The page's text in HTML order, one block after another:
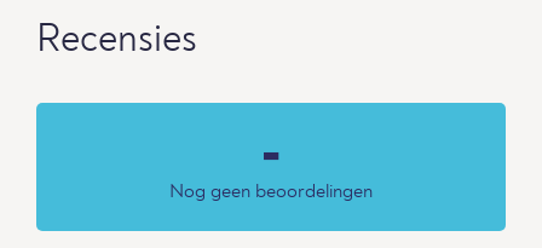
Recensies
-
Nog geen beoordelingen